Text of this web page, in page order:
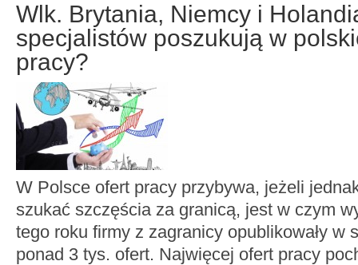
Wlk. Brytania, Niemcy i
specjalistów poszukują w
pracy?
W Polsce ofert pracy przybywa, jeżeli
szukać szczęścia za granicą, jest w czym
tego roku firmy z zagranicy opublikowały w
ponad 3 tys. ofert. Najwięcej ofert pracy